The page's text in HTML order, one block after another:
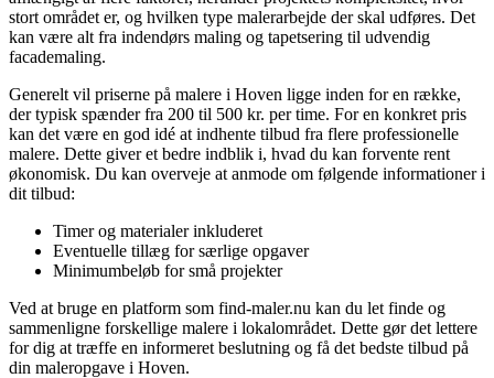
stort området er, og hvilken type malerarbejde der skal udføres. Det
kan være alt fra indendørs maling og tapetsering til udvendig
facademaling.
Generelt vil priserne på malere i Hoven ligge inden for en række,
der typisk spænder fra 200 til 500 kr. per time. For en konkret pris
kan det være en god idé at indhente tilbud fra flere professionelle
malere. Dette giver et bedre indblik i, hvad du kan forvente rent
økonomisk. Du kan overveje at anmode om følgende informationer i
dit tilbud:
Timer og materialer inkluderet
Eventuelle tillæg for særlige opgaver
Minimumbeløb for små projekter
Ved at bruge en platform som find-maler.nu kan du let finde og
sammenligne forskellige malere i lokalområdet. Dette gør det lettere
for dig at træffe en informeret beslutning og få det bedste tilbud på
din maleropgave i Hoven.